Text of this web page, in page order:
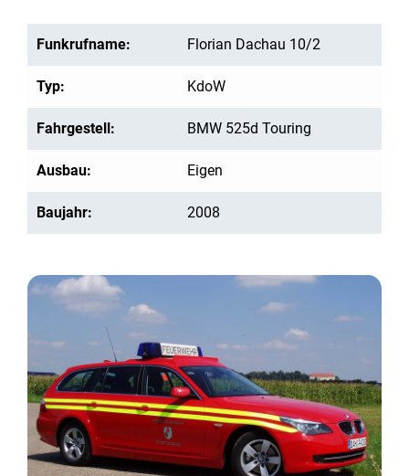
Funkrufname: Florian Dachau 10/2
Typ: KdoW
Fahrgestell: BMW 525d Touring
Ausbau: Eigen
Baujahr: 2008